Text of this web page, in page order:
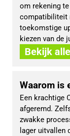
om rekening
compatibiliteit
toekomstige
kiezen van de
Bekijk
Waarom is
Een krachtige
afgeremd.
zwakke
lager uitvallen